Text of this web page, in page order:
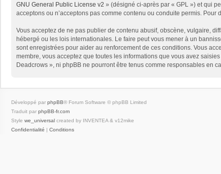
GNU General Public License v2 » (désigné ci-après par « GPL ») et qui
acceptons ou n’acceptons pas comme contenu ou conduite permis.
Vous acceptez de ne pas publier de contenu abusif, obscène, vulgaire,
hébergé ou les lois internationales. Le faire peut vous mener à un
sont enregistrées pour aider au renforcement de ces conditions. Vous
membre, vous acceptez que toutes les informations que vous avez
Deadcrows », ni phpBB ne pourront être tenus comme responsables en
Développé par phpBB® Forum Software © phpBB Limited
Traduit par phpBB-fr.com
Style we_universal created by INVENTEA & v12mike
Confidentialité | Conditions